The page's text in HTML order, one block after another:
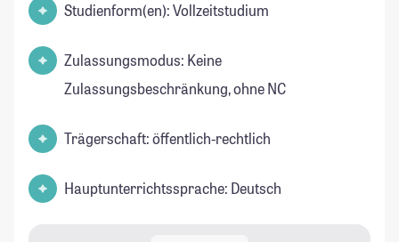
Studienform(en): Vollzeitstudium
Zulassungsmodus: Keine
Zulassungsbeschränkung, ohne NC
Trägerschaft: öffentlich-rechtlich
Hauptunterrichtssprache: Deutsch